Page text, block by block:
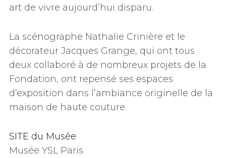
art de vivre aujourd’hui disparu.
La scénographe Nathalie Crinière et le
décorateur Jacques Grange, qui ont tous
deux collaboré à de nombreux projets de la
Fondation, ont repensé ses espaces
d’exposition dans l’ambiance originelle de la
maison de haute couture.
SITE du Musée
Musée YSL Paris